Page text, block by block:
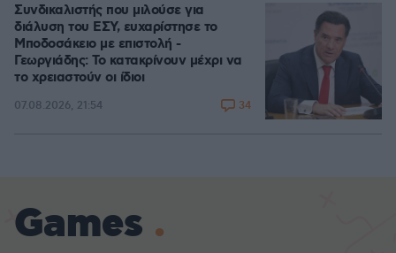
Συνδικαλιστής που μιλούσε για
διάλυση του ΕΣΥ, ευχαρίστησε το
Μποδοσάκειο με επιστολή -
Γεωργιάδης: Το κατακρίνουν μέχρι να
το χρειαστούν οι ίδιοι
07.08.2026, 21:54 34
Games